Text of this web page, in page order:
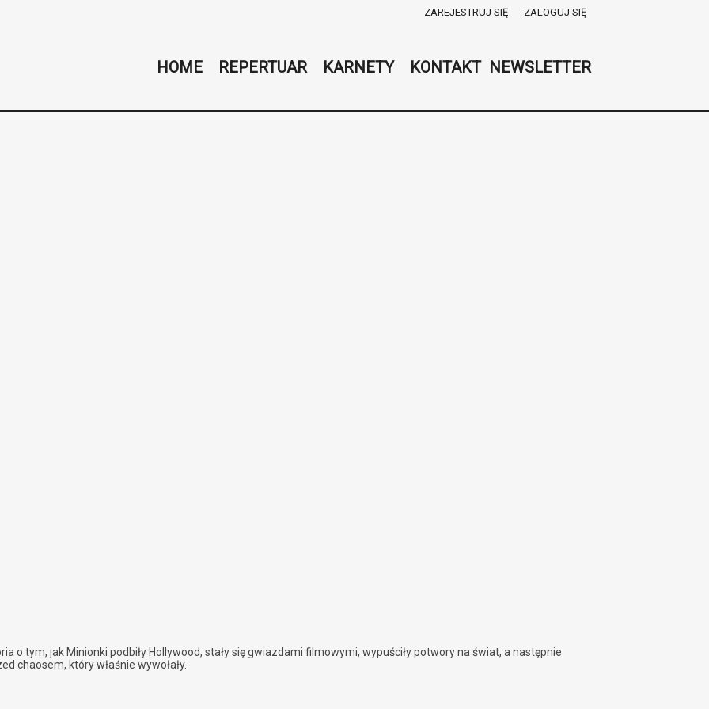
ZAREJESTRUJ SIĘ ZALOGUJ SIĘ
0,00
HOME REPERTUAR KARNETY KONTAKT NEWSLETTER
o tym, jak Minionki podbiły Hollywood, stały się gwiazdami filmowymi, wypuściły potwory na świat, a następnie
chaosem, który właśnie wywołały.